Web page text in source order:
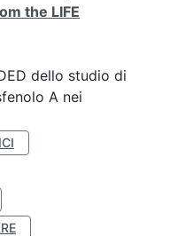
the LIFE
dello studio di
A nei